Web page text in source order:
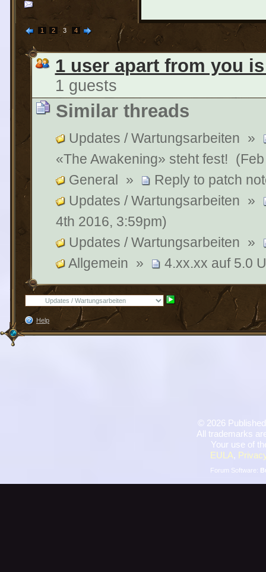
1 2 3 4
1 user apart from you
1 guests
Similar threads
Updates / Wartungsarbeiten »
«The Awakening» steht fest!
General »
Reply to patch
Updates / Wartungsarbeiten »
4th 2016, 3:59pm)
Updates / Wartungsarbeiten »
Allgemein » 4.xx.xx auf 5.0
Help
© 2026
All trademarks
Your use of
EULA,
Forum Software: